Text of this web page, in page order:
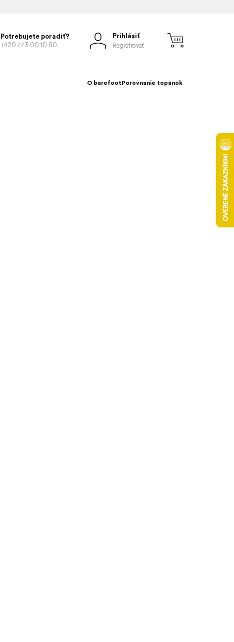
Potrebujete poradiť?
+420 773 00 10 80
Prihlásiť
Registrovať
O barefootPorovnanie topánok